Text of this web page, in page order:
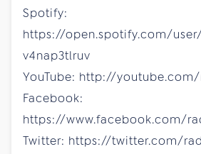
Spotify:
https://open.spotify.com/
v4nap3tlruv
YouTube: http://
Facebook:
https://www.facebook.com/
Twitter: https://twitter.com/